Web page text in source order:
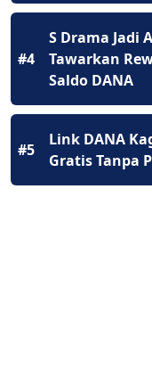
#4
S Drama Jadi
Tawarkan
Saldo DANA
#5
Link DANA
Gratis Tanpa